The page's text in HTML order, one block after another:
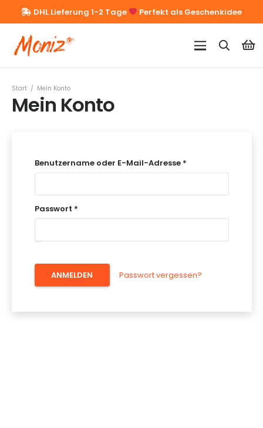
DHL Lieferung 1-2 Tage Perfekt als Geschenkidee
Start / Mein Konto
Mein Konto
Benutzername oder E-Mail-Adresse *Erforderlich
Passwort *Erforderlich
ANMELDEN Passwort vergessen?